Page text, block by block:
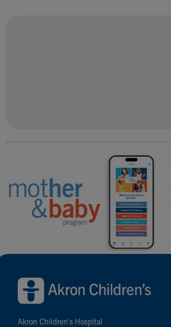
Back to top of page
Akron Children‘s Hospital